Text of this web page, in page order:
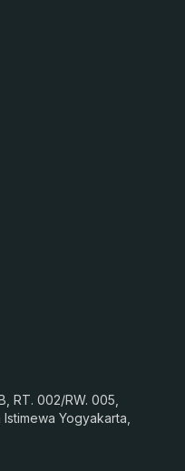
RT. 002/RW. 005,
Yogyakarta,